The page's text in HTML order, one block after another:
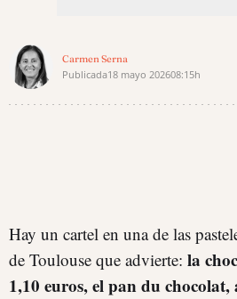
Carmen Serna
Publicada18 mayo 202608:15h
Hay un cartel en una de las
de Toulouse que advierte: la
1,10 euros, el pan du chocolat,